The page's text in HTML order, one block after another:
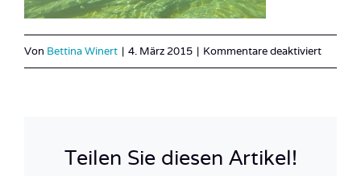
Von Bettina Winert | 4. März 2015 | Kommentare deaktiviertfür
Teilen Sie diesen Artikel!